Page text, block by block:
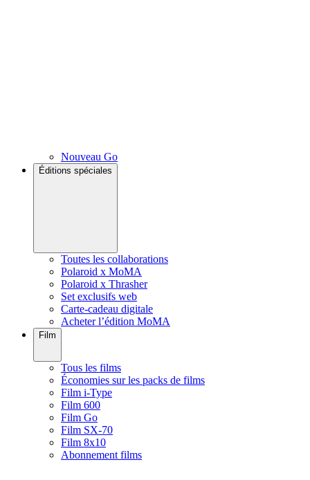
Nouveau Go
Éditions spéciales
Toutes les collaborations
Polaroid x MoMA
Polaroid x Thrasher
Set exclusifs web
Carte-cadeau digitale
Acheter l’édition MoMA
Film
Tous les films
Économies sur les packs de films
Film i-Type
Film 600
Film Go
Film SX-70
Film 8x10
Abonnement films